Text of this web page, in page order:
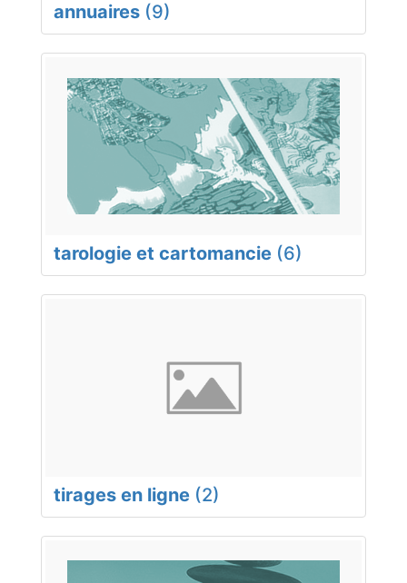
annuaires (9)
tarologie et cartomancie (6)
tirages en ligne (2)